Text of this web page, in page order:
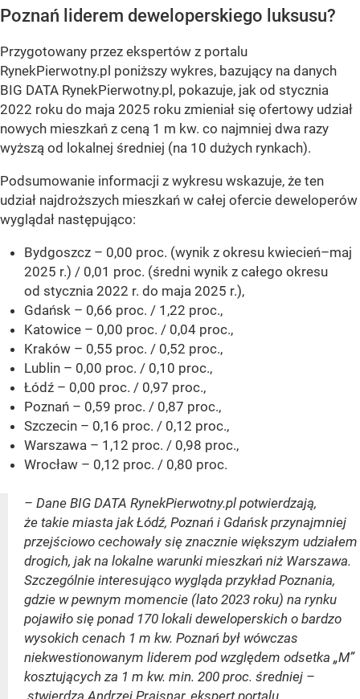
Poznań liderem deweloperskiego luksusu?
Przygotowany przez ekspertów z portalu
RynekPierwotny.pl poniższy wykres, bazujący na danych
BIG DATA RynekPierwotny.pl, pokazuje, jak od stycznia
2022 roku do maja 2025 roku zmieniał się ofertowy udział
nowych mieszkań z ceną 1 m kw. co najmniej dwa razy
wyższą od lokalnej średniej (na 10 dużych rynkach).
Podsumowanie informacji z wykresu wskazuje, że ten
udział najdroższych mieszkań w całej ofercie deweloperów
wyglądał następująco:
Bydgoszcz – 0,00 proc. (wynik z okresu kwiecień–maj
2025 r.) / 0,01 proc. (średni wynik z całego okresu
od stycznia 2022 r. do maja 2025 r.),
Gdańsk – 0,66 proc. / 1,22 proc.,
Katowice – 0,00 proc. / 0,04 proc.,
Kraków – 0,55 proc. / 0,52 proc.,
Lublin – 0,00 proc. / 0,10 proc.,
Łódź – 0,00 proc. / 0,97 proc.,
Poznań – 0,59 proc. / 0,87 proc.,
Szczecin – 0,16 proc. / 0,12 proc.,
Warszawa – 1,12 proc. / 0,98 proc.,
Wrocław – 0,12 proc. / 0,80 proc.
– Dane BIG DATA RynekPierwotny.pl potwierdzają,
że takie miasta jak Łódź, Poznań i Gdańsk przynajmniej
przejściowo cechowały się znacznie większym udziałem
drogich, jak na lokalne warunki mieszkań niż Warszawa.
Szczególnie interesująco wygląda przykład Poznania,
gdzie w pewnym momencie (lato 2023 roku) na rynku
pojawiło się ponad 170 lokali deweloperskich o bardzo
wysokich cenach 1 m kw. Poznań był wówczas
niekwestionowanym liderem pod względem odsetka „M”
kosztujących za 1 m kw. min. 200 proc. średniej –
stwierdza Andrzej Prajsnar, ekspert portalu